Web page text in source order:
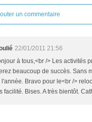
un commentaire
22/01/2011 21:56
à tous,<br /> Les activités
beaucoup de succès. Sans
l'année. Bravo pour le<br />
facilité. Bises. A très bientôt.